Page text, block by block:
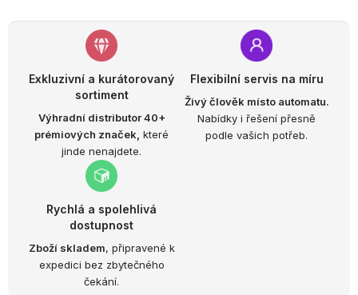
Exkluzivní a kurátorovaný
sortiment
Výhradní distributor 40+
prémiových značek, které
jinde nenajdete.
Flexibilní servis na míru
Živý člověk místo automatu.
Nabídky i řešení přesně
podle vašich potřeb.
Rychlá a spolehlivá
dostupnost
Zboží skladem, připravené k
expedici bez zbytečného
čekání.